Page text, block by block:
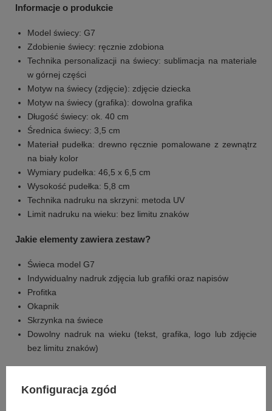
Informacje o produkcie
Model świecy: G7
Zdobienie świecy: ręcznie zdobiona
Technika personalizacji na świecy: sublimacja na materiale
w górnej części
Motyw na świecy (zdjęcie): zdjęcie dziecka
Motyw na świecy (grafika): dowolna grafika
Długość świecy: ok. 40 cm
Średnica świecy: 3,5 cm
Materiał pudełka: drewno ręcznie pomalowane z zewnątrz
na biały kolor
Wymiary pudełka: 46,5 x 6,5 cm
Wysokość pudełka: 5,8 cm
Technika nadruku na skrzyni: metoda UV
Limit nadruku na wieku: bez limitu znaków
Jakie elementy zawiera zestaw?
Świeca model G7
Indywidualny nadruk zdjęcia lub grafiki oraz napisów
Profitka
Okapnik
Skrzynka na świece
Dowolny nadruk na wieku (tekst, grafika, logo lub zdjęcie
bez limitu znaków)
Konfiguracja zgód